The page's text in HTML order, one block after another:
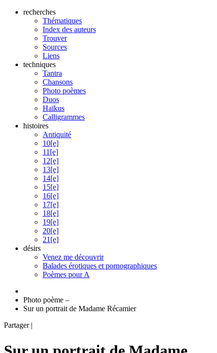
recherches
Thématiques
Index des auteurs
Trouver
Sources
Liens
techniques
Tantra
Chansons
Photo poèmes
Duos
Haïkus
Calligrammes
histoires
Antiquité
10[e]
11[e]
12[e]
13[e]
14[e]
15[e]
16[e]
17[e]
18[e]
19[e]
20[e]
21[e]
désirs
Venez me découvrir
Balades érotiques et pornographiques
Poèmes pour A
Photo poème –
Sur un portrait de Madame Récamier
Partager |